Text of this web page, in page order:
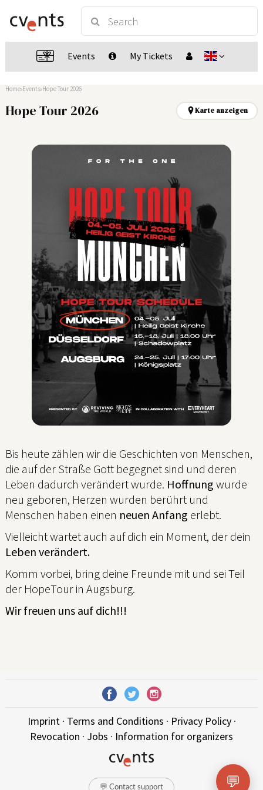
Events My Tickets
Home Events Hope Tour 2026
Hope Tour 2026 Karte anzeigen
Bis heute zählen wir die Geschichten von Menschen,
die auf der Straße Gott begegnet sind und deren
Leben dadurch verändert wurde. Hoffnung wurde
neu geboren, Herzen wurden berührt und
Menschen haben einen neuen Anfang erlebt.
Vielleicht wartet auch auf dich ein Moment, der dein
Leben verändert.
Komm vorbei, bring deine Freunde mit und sei Teil
der HopeTour in Augsburg.
Wir freuen uns auf dich!!!
Imprint· Terms and Conditions · Privacy Policy·
Revocation · Jobs · Information for organizers
💬 Contact support 💬